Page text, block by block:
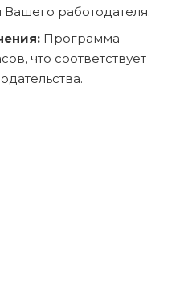
Вашего работодателя.
Программа
что соответствует